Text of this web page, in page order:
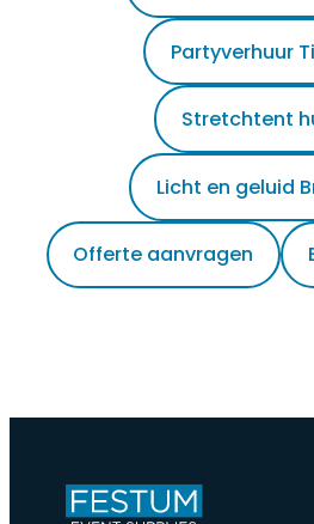
Partyverhuur
Stretchtent
Licht en geluid
Offerte aanvragen